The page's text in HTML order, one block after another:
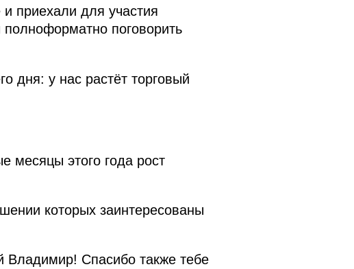
приехали для участия
поговорить
дня: у нас растёт торговый
месяцы этого года рост
которых заинтересованы
Владимир! Спасибо также тебе